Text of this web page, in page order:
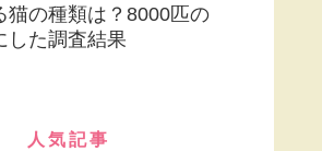
猫の種類は？8000匹の
した調査結果
人気記事